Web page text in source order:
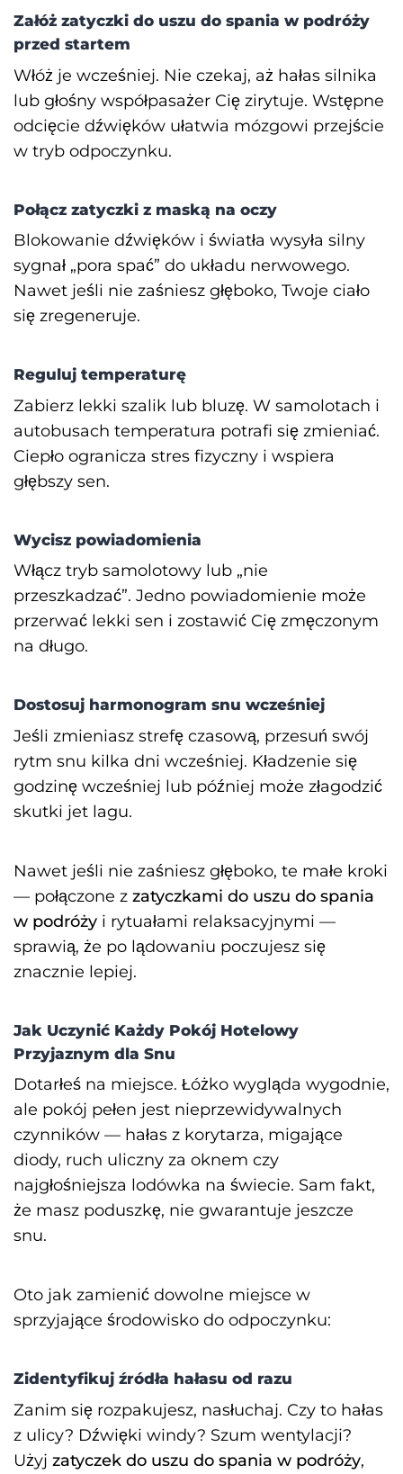
Załóż zatyczki do uszu do spania w podróży
przed startem
Włóż je wcześniej. Nie czekaj, aż hałas silnika
lub głośny współpasażer Cię zirytuje. Wstępne
odcięcie dźwięków ułatwia mózgowi przejście
w tryb odpoczynku.
Połącz zatyczki z maską na oczy
Blokowanie dźwięków i światła wysyła silny
sygnał „pora spać” do układu nerwowego.
Nawet jeśli nie zaśniesz głęboko, Twoje ciało
się zregeneruje.
Reguluj temperaturę
Zabierz lekki szalik lub bluzę. W samolotach i
autobusach temperatura potrafi się zmieniać.
Ciepło ogranicza stres fizyczny i wspiera
głębszy sen.
Wycisz powiadomienia
Włącz tryb samolotowy lub „nie
przeszkadzać”. Jedno powiadomienie może
przerwać lekki sen i zostawić Cię zmęczonym
na długo.
Dostosuj harmonogram snu wcześniej
Jeśli zmieniasz strefę czasową, przesuń swój
rytm snu kilka dni wcześniej. Kładzenie się
godzinę wcześniej lub później może złagodzić
skutki jet lagu.
Nawet jeśli nie zaśniesz głęboko, te małe kroki
— połączone z zatyczkami do uszu do spania
w podróży i rytuałami relaksacyjnymi —
sprawią, że po lądowaniu poczujesz się
znacznie lepiej.
Jak Uczynić Każdy Pokój Hotelowy
Przyjaznym dla Snu
Dotarłeś na miejsce. Łóżko wygląda wygodnie,
ale pokój pełen jest nieprzewidywalnych
czynników — hałas z korytarza, migające
diody, ruch uliczny za oknem czy
najgłośniejsza lodówka na świecie. Sam fakt,
że masz poduszkę, nie gwarantuje jeszcze
snu.
Oto jak zamienić dowolne miejsce w
sprzyjające środowisko do odpoczynku:
Zidentyfikuj źródła hałasu od razu
Zanim się rozpakujesz, nasłuchaj. Czy to hałas
z ulicy? Dźwięki windy? Szum wentylacji?
Użyj zatyczek do uszu do spania w podróży,